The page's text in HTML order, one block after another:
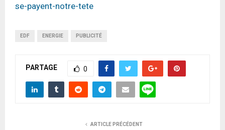
se-payent-notre-tete
EDF ENERGIE PUBLICITÉ
PARTAGE 0
ARTICLE PRÉCÉDENT